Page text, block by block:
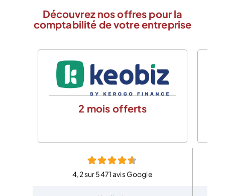
Découvrez nos offres pour la
comptabilité de votre entreprise
2 mois offerts
4,2 sur 5471 avis Google